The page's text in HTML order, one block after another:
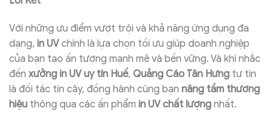
Với những ưu điểm vượt trội và khả năng ứng dụng đa
dạng, in UVchính là lựa chọn tối ưu giúp doanh nghiệp
của bạn tạo ấn tượng mạnh mẽ và bền vững. Và khi nhắc
đến xưởng in UV uy tín Huế, Quảng Cáo Tân Hưng tự tin
là đối tác tin cậy, đồng hành cùng bạn nâng tầm thương
hiệu thông qua các ấn phẩm in UV chất lượng nhất.